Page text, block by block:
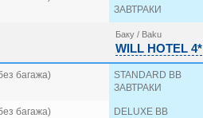
ЗАВТРАКИ
Баку / Baku
WILL HOTEL 4*
багажа)
STANDARD BB
ЗАВТРАКИ
багажа)
DELUXE BB